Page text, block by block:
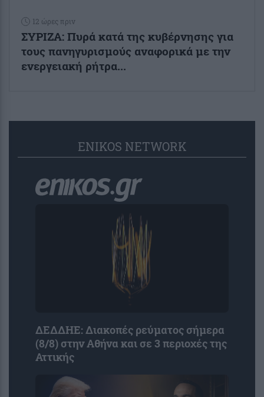
12 ώρες πριν
ΣΥΡΙΖΑ: Πυρά κατά της κυβέρνησης για
τους πανηγυρισμούς αναφορικά με την
ενεργειακή ρήτρα...
ENIKOS NETWORK
ΔΕΔΔΗΕ: Διακοπές ρεύματος σήμερα
(8/8) στην Αθήνα και σε 3 περιοχές της
Αττικής